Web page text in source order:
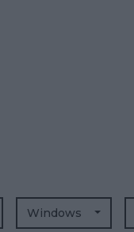
Windows